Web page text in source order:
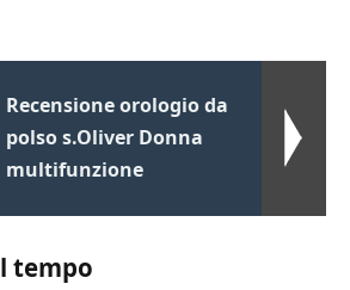
Recensione orologio da
polso s.Oliver Donna
multifunzione
tempo